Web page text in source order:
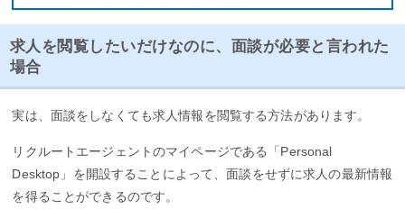
求人を閲覧したいだけなのに、面談が必要と言われた
場合
実は、面談をしなくても求人情報を閲覧する方法があります。
リクルートエージェントのマイページである「Personal
Desktop」を開設することによって、面談をせずに求人の最新情報
を得ることができるのです。